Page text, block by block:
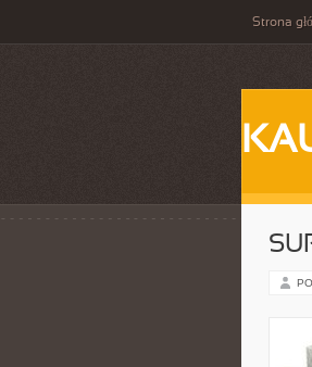
Strona